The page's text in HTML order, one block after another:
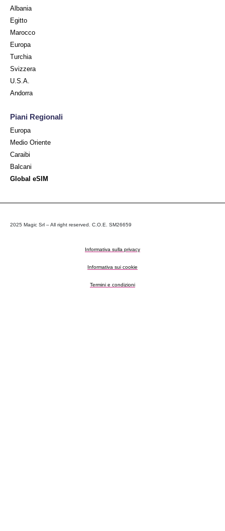
Albania
Egitto
Marocco
Europa
Turchia
Svizzera
U.S.A.
Andorra
Piani Regionali
Europa
Medio Oriente
Caraibi
Balcani
Global eSIM
2025 Magic Srl – All right reserved. C.O.E. SM26659
Informativa sulla privacy
Informativa sui cookie
Termini e condizioni